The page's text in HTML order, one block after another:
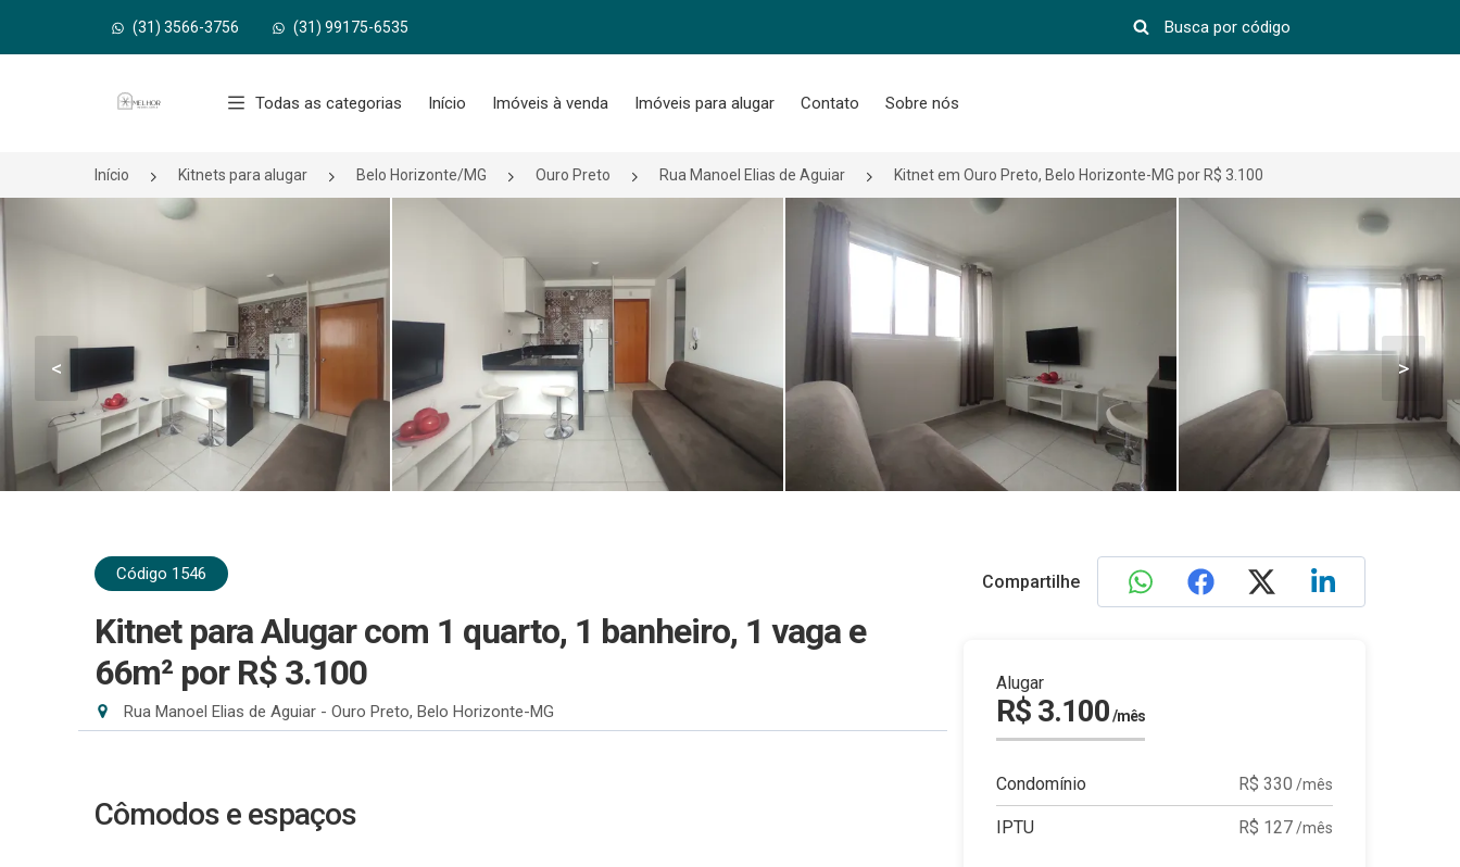
(31) 3566-3756 (31) 99175-6535
Página inicial
Todas as categorias Início Imóveis à venda Imóveis para alugar Contato Sobre nós
Início Kitnets para alugar Belo Horizonte/MG Ouro Preto Rua Manoel Elias de Aguiar Kitnet em Ouro Preto, Belo Horizonte-MG por R$ 3.100
< >
Código 1546
Kitnet para Alugar com 1 quarto, 1 banheiro, 1 vaga e
66m² por R$ 3.100
Rua Manoel Elias de Aguiar - Ouro Preto, Belo Horizonte-MG
Cômodos e espaços
Compartilhe
Alugar
R$ 3.100/mês
Condomínio R$ 330 /mês
IPTU R$ 127/mês